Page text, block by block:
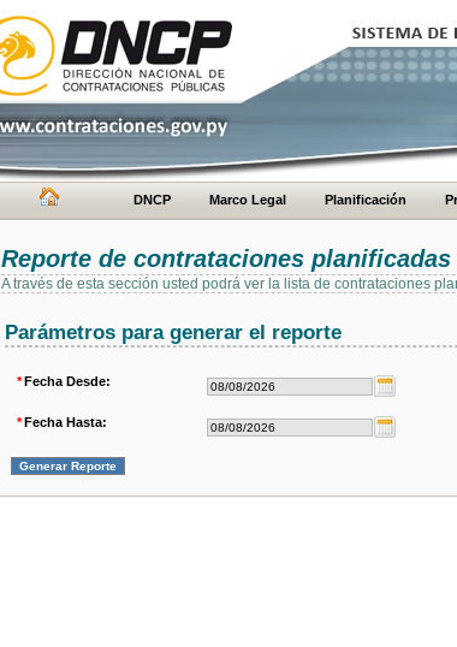
DNCP Marco Legal Planificación
Reporte de contrataciones
A través de esta sección usted podrá ver la lista de contrataciones
Parámetros para generar el reporte
*Fecha Desde:
*Fecha Hasta: